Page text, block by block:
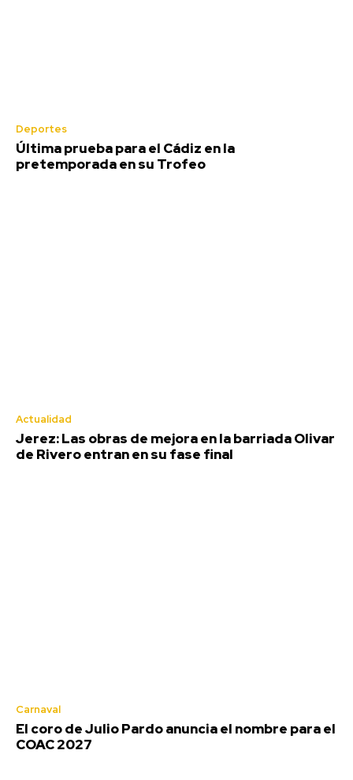
Deportes
Última prueba para el Cádiz en la
pretemporada en su Trofeo
Actualidad
Jerez: Las obras de mejora en la barriada Olivar
de Rivero entran en su fase final
Carnaval
El coro de Julio Pardo anuncia el nombre para el
COAC 2027